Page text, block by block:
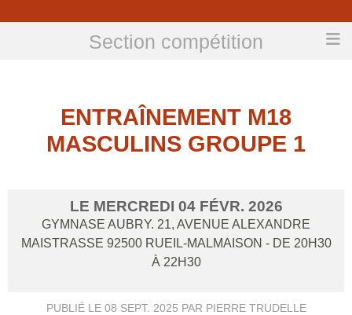
Section compétition
Entraînement M18 Masculins Groupe 1
ENTRAÎNEMENT M18
MASCULINS GROUPE 1
LE MERCREDI 04 FÉVR. 2026
GYMNASE AUBRY. 21, AVENUE ALEXANDRE
MAISTRASSE 92500 RUEIL-MALMAISON - DE 20H30
À 22H30
PUBLIÉ LE 08 SEPT. 2025 PAR PIERRE TRUDELLE